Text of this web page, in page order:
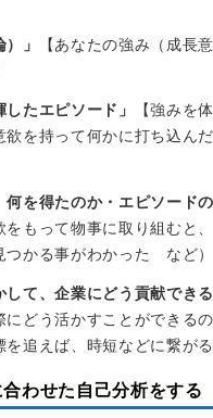
」
【あなたの強み（成長
したエピソード」
【強みを
欲を持って何かに打ち込ん
何を得たのか・エピソードの
をもって物事に取り組むと
つかる事がわかった など）
して、企業にどう貢献できる
にどう活かすことができる
を追えば、時短などに繋が
わせた自己分析をする